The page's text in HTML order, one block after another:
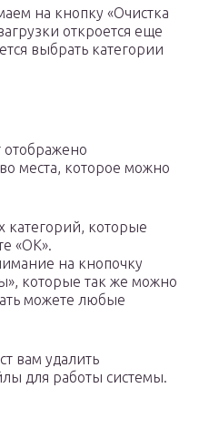
на кнопку «Очистка
откроется еще
выбрать категории
отображено
места, которое можно
категорий, которые
«ОК».
на кнопочку
которые так же можно
можете любые
вам удалить
для работы системы.